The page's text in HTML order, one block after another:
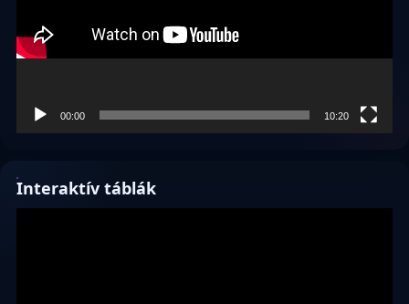
00:00 10:20
Interaktív táblák